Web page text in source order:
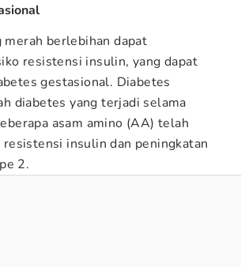
merah berlebihan dapat
resistensi insulin, yang dapat
gestasional. Diabetes
diabetes yang terjadi selama
asam amino (AA) telah
insulin dan peningkatan
2.